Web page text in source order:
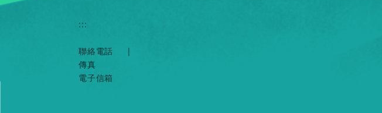
:::
聯絡電話
|
傳真
電子信箱